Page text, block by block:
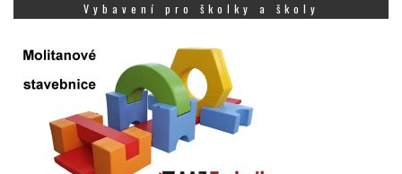
Vybavení pro školky a školy